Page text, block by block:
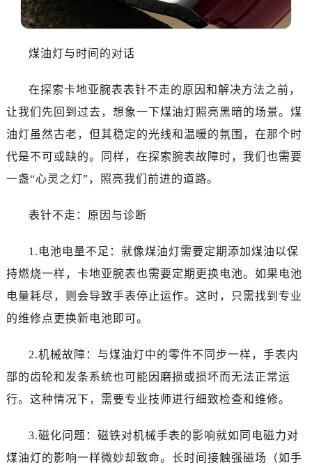
煤油灯与时间的对话
在探索卡地亚腕表表针不走的原因和解决方法之前，
让我们先回到过去，想象一下煤油灯照亮黑暗的场景。煤
油灯虽然古老，但其稳定的光线和温暖的氛围，在那个时
代是不可或缺的。同样，在探索腕表故障时，我们也需要
一盏“心灵之灯”，照亮我们前进的道路。
表针不走：原因与诊断
1.电池电量不足：就像煤油灯需要定期添加煤油以保
持燃烧一样，卡地亚腕表也需要定期更换电池。如果电池
电量耗尽，则会导致手表停止运作。这时，只需找到专业
的维修点更换新电池即可。
2.机械故障：与煤油灯中的零件不同步一样，手表内
部的齿轮和发条系统也可能因磨损或损坏而无法正常运
行。这种情况下，需要专业技师进行细致检查和维修。
3.磁化问题：磁铁对机械手表的影响就如同电磁力对
煤油灯的影响一样微妙却致命。长时间接触强磁场（如手